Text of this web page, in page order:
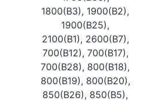
1800(B3), 1900(B2),
1900(B25),
2100(B1), 2600(B7),
700(B12), 700(B17),
700(B28), 800(B18),
800(B19), 800(B20),
850(B26), 850(B5),